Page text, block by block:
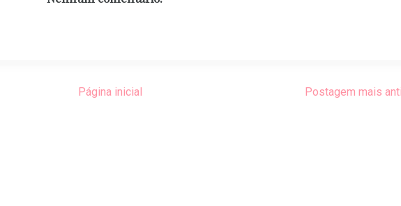
Postagem mais
Página inicial